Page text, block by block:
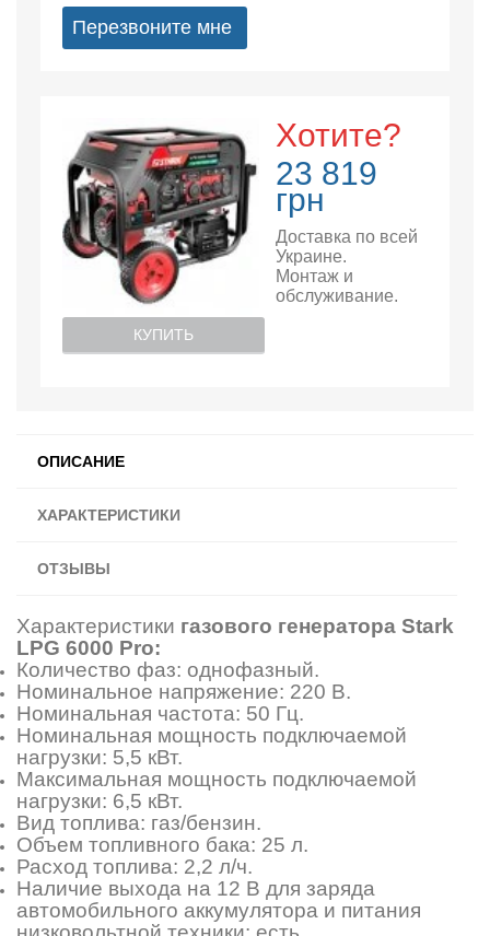
Перезвоните мне
Хотите?
23 819
грн
Доставка по всей
Украине.
Монтаж и
обслуживание.
КУПИТЬ
ОПИСАНИЕ
ХАРАКТЕРИСТИКИ
ОТЗЫВЫ
Характеристики газового генератора Stark
LPG 6000 Pro:
Количество фаз: однофазный.
Номинальное напряжение: 220 В.
Номинальная частота: 50 Гц.
Номинальная мощность подключаемой
нагрузки: 5,5 кВт.
Максимальная мощность подключаемой
нагрузки: 6,5 кВт.
Вид топлива: газ/бензин.
Объем топливного бака: 25 л.
Расход топлива: 2,2 л/ч.
Наличие выхода на 12 В для заряда
автомобильного аккумулятора и питания